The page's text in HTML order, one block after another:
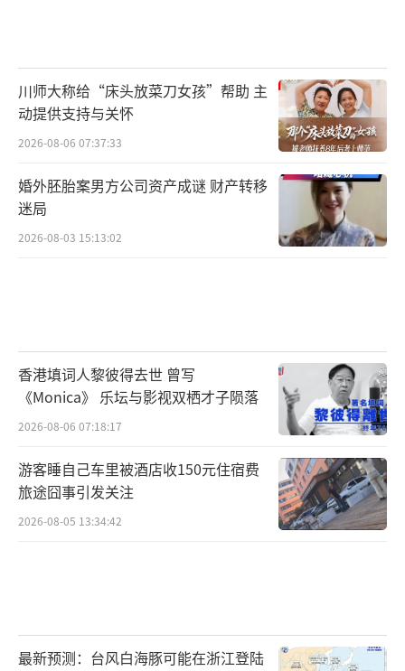
川师大称给“床头放菜刀女孩”帮助 主
动提供支持与关怀
2026-08-06 07:37:33
婚外胚胎案男方公司资产成谜 财产转移
迷局
2026-08-03 15:13:02
香港填词人黎彼得去世 曾写
《Monica》 乐坛与影视双栖才子陨落
2026-08-06 07:18:17
游客睡自己车里被酒店收150元住宿费
旅途囧事引发关注
2026-08-05 13:34:42
最新预测：台风白海豚可能在浙江登陆